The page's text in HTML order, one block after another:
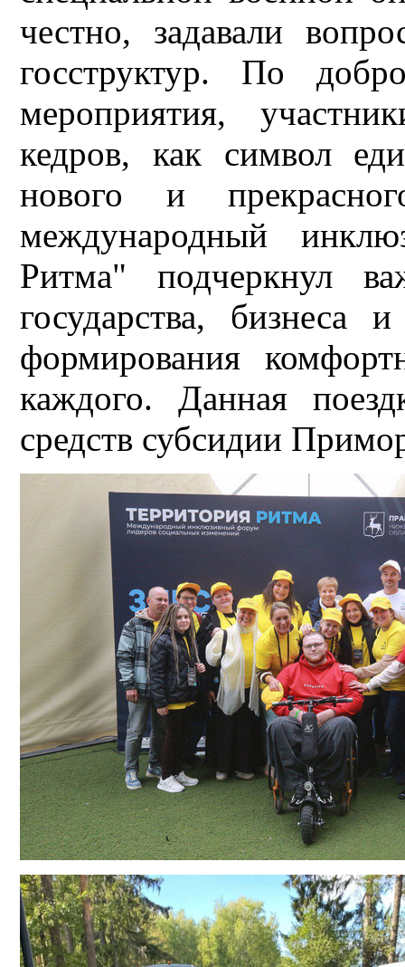
честно, задавали
госструктур. По
мероприятия,
кедров, как символ
нового и
международный
Ритма" подчеркнул
государства, бизнеса
формирования
каждого. Данная
средств субсидии